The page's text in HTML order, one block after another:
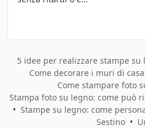
5 idee per realizzare stampe
Come decorare i muri di
Come stampare foto
Stampa foto su legno: come può
• Stampe su legno: come
Sestino •